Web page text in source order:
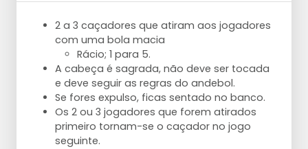
2 a 3 caçadores que atiram aos jogadores
com uma bola macia
Rácio; 1 para 5.
A cabeça é sagrada, não deve ser tocada
e deve seguir as regras do andebol.
Se fores expulso, ficas sentado no banco.
Os 2 ou 3 jogadores que forem atirados
primeiro tornam-se o caçador no jogo
seguinte.